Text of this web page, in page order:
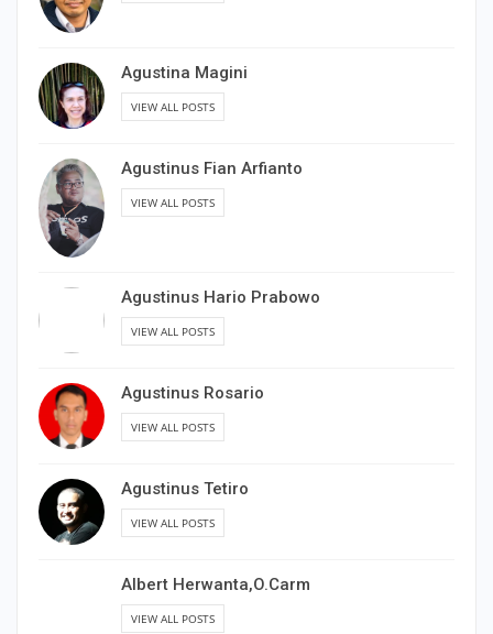
Agustina Magini
VIEW ALL POSTS
Agustinus Fian Arfianto
VIEW ALL POSTS
Agustinus Hario Prabowo
VIEW ALL POSTS
Agustinus Rosario
VIEW ALL POSTS
Agustinus Tetiro
VIEW ALL POSTS
Albert Herwanta,O.Carm
VIEW ALL POSTS